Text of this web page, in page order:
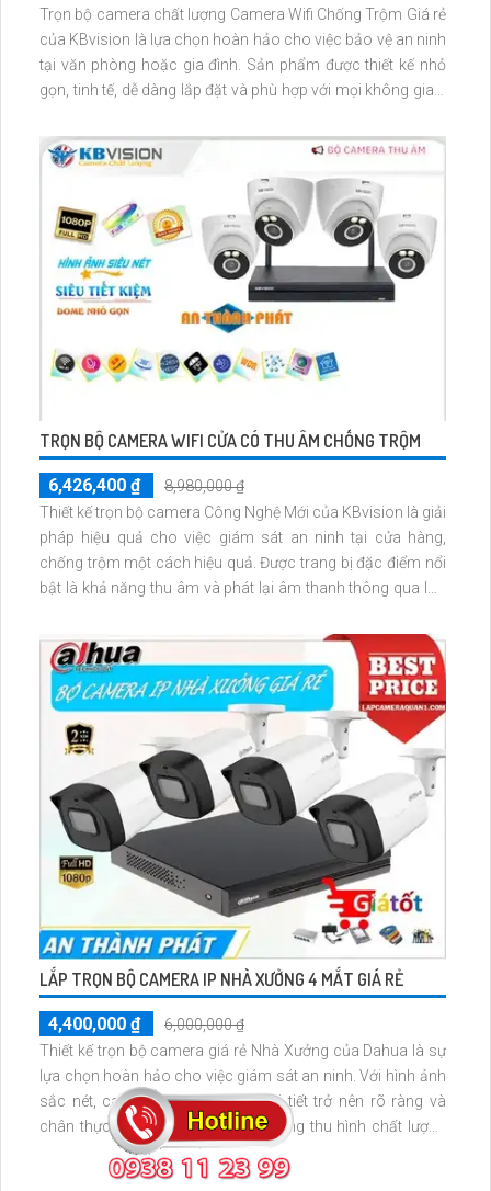
Trọn bộ camera chất lượng Camera Wifi Chống Trộm Giá rẻ
của KBvision là lựa chọn hoàn hảo cho việc bảo vệ an ninh
tại văn phòng hoặc gia đình. Sản phẩm được thiết kế nhỏ
gọn, tinh tế, dễ dàng lắp đặt và phù hợp với mọi không gian.
thoại, bạn có thể dễ dàng theo dõi mọi hoạt động xung
quanh ngôi nhà hoặc văn phòng mọi lúc, mọi nơi
TRỌN BỘ CAMERA WIFI CỬA CÓ THU ÂM CHỐNG TRỘM
6,426,400 ₫
8,980,000 ₫
Thiết kế trọn bộ camera Công Nghệ Mới của KBvision là giải
pháp hiệu quả cho việc giám sát an ninh tại cửa hàng,
chống trộm một cách hiệu quả. Được trang bị đặc điểm nổi
bật là khả năng thu âm và phát lại âm thanh thông qua loa
tình hình một cách linh hoạt
LẮP TRỌN BỘ CAMERA IP NHÀ XƯỞNG 4 MẮT GIÁ RẺ
4,400,000 ₫
6,000,000 ₫
Thiết kế trọn bộ camera giá rẻ Nhà Xưởng của Dahua là sự
lựa chọn hoàn hảo cho việc giám sát an ninh. Với hình ảnh
sắc nét, camera này biến mọi chi tiết trở nên rõ ràng và
chân thực. Được thiết kế với khả năng thu hình chất lượng
cao, sử dụng công nghệ tiết kiệm điện hiện đại và nguồn
cung cấp 12V, giúp tiết kiệm năng lượng mà vẫn đảm bảo